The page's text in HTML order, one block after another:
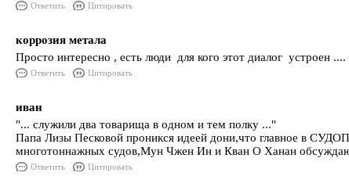
Ответить Цитировать
коррозия метала
Просто интересно , есть люди для кого этот диалог устроен ....
Ответить Цитировать
иван
"... служили два товарища в одном и тем полку ..."
Папа Лизы Песковой проникся идеей дони,что главное в
многотоннажных судов,Мун Чжен Ин и Кван О Ханан
Ответить Цитировать